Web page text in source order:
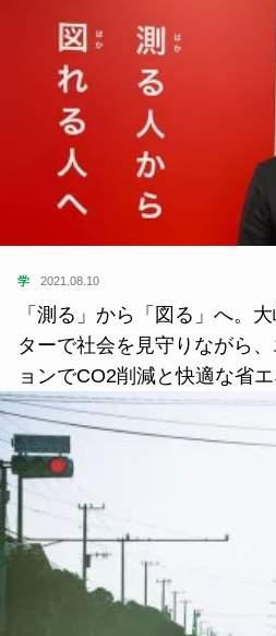
学 2021.08.10
「測る」から「図る」へ。
ターで社会を見守りながら
ョンでCO2削減と快適な省